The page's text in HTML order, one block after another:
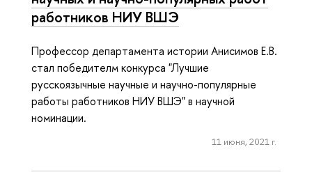
работников НИУ ВШЭ
Профессор департамента истории Анисимов Е.В.
стал победителм конкурса "Лучшие
русскоязычные научные и научно-популярные
работы работников НИУ ВШЭ" в научной
номинации.
11 июня, 2021 г.